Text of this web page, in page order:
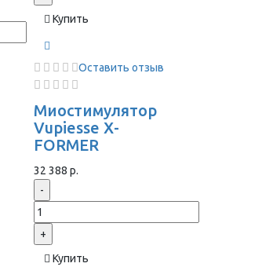
Купить
Оставить отзыв
Миостимулятор
Vupiesse X-
FORMER
32 388 р.
-
+
Купить